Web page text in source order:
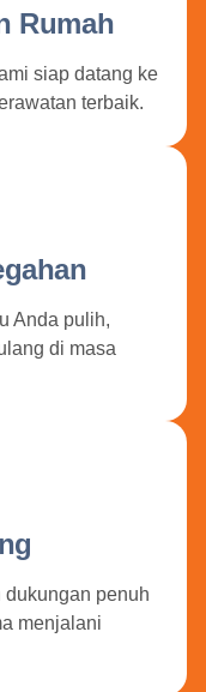
Rumah
siap datang ke
terbaik.
Anda pulih,
di masa
penuh
menjalani